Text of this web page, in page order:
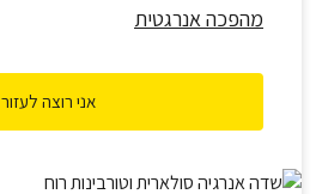
מהפכה אנרגטית
אני רוצה לעזור